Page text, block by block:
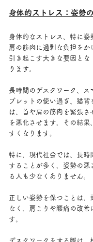
身体的ストレス：姿勢
身体的なストレス、特に姿
肩の筋肉に過剰な負担をか
引き起こす大きな要因とな
ります。
長時間のデスクワーク、ス
ブレットの使い過ぎ、猫背
は、首や肩の筋肉を緊張さ
を悪化させます。その結果
すくなります。
特に、現代社会では、長時
することが多く、姿勢の悪
る人も少なくありません。
正しい姿勢を保つことは、
なく、肩こりや腰痛の改善
す。
デスクワークをする際は、